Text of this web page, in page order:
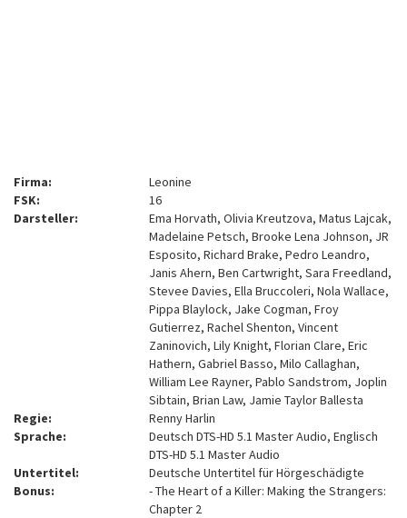
Firma:
Leonine
FSK:
16
Darsteller:
Ema Horvath, Olivia Kreutzova, Matus Lajcak,
Madelaine Petsch, Brooke Lena Johnson, JR
Esposito, Richard Brake, Pedro Leandro,
Janis Ahern, Ben Cartwright, Sara Freedland,
Stevee Davies, Ella Bruccoleri, Nola Wallace,
Pippa Blaylock, Jake Cogman, Froy
Gutierrez, Rachel Shenton, Vincent
Zaninovich, Lily Knight, Florian Clare, Eric
Hathern, Gabriel Basso, Milo Callaghan,
William Lee Rayner, Pablo Sandstrom, Joplin
Sibtain, Brian Law, Jamie Taylor Ballesta
Regie:
Renny Harlin
Sprache:
Deutsch DTS-HD 5.1 Master Audio, Englisch
DTS-HD 5.1 Master Audio
Untertitel:
Deutsche Untertitel für Hörgeschädigte
Bonus:
- The Heart of a Killer: Making the Strangers:
Chapter 2